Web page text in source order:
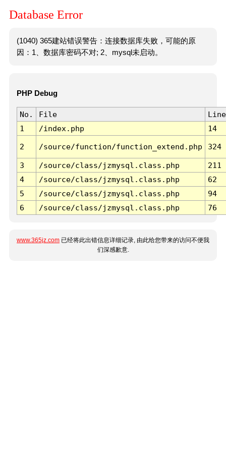
Database Error
(1040) 365建站错误警告：连接数据库失败，可能的原
因：1、数据库密码不对; 2、mysql未启动。
PHP Debug
No. File
Line
1
/index.php 14
2 /source/function/function_extend.php 324
3 /source/class/jzmysql.class.php
211
4
/source/class/jzmysql.class.php
62
5
/source/class/jzmysql.class.php
94
6
/source/class/jzmysql.class.php 76
www.365jz.com 已经将此出错信息详细记录, 由此给您带来的访问不便我
们深感歉意.